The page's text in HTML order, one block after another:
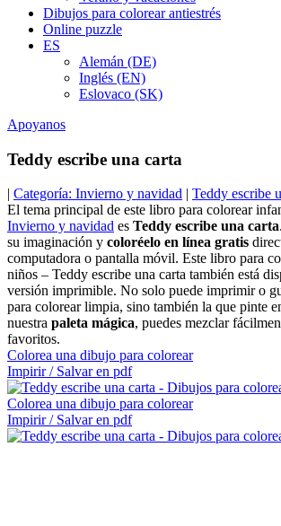
Dibujos para colorear antiestrés
Online puzzle
ES
Alemán (DE)
Inglés (EN)
Eslovaco (SK)
Apoyanos
Teddy escribe una carta
| Categoría: Invierno y navidad | Teddy escribe
El tema principal de este libro para colorear
Invierno y navidad es Teddy escribe una carta
su imaginación y coloréelo en línea gratis
computadora o pantalla móvil. Este libro para
niños – Teddy escribe una carta también está
versión imprimible. No solo puede imprimir o
para colorear limpia, sino también la que pinte
nuestra paleta mágica, puedes mezclar
favoritos.
Colorea una dibujo para colorear
Impirir / Salvar en pdf
Colorea una dibujo para colorear
Impirir / Salvar en pdf